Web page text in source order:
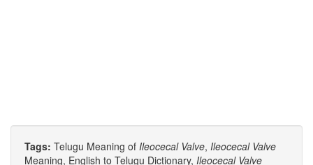
Tags: Telugu Meaning of Ileocecal Valve, Ileocecal Valve
Meaning, English to Telugu Dictionary, Ileocecal Valve